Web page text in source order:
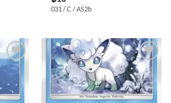
031 / C / AS2b
Add to
Add to
wishlist